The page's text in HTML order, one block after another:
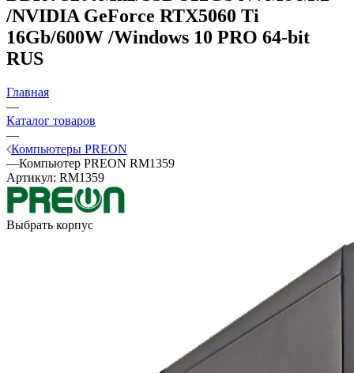
/NVIDIA GeForce RTX5060 Ti
16Gb/600W /Windows 10 PRO 64-bit
RUS
Главная
—
Каталог товаров
—
Компьютеры PREON
—Компьютер PREON RM1359
Артикул: RM1359
Выбрать корпус